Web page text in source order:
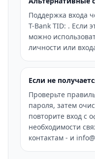
Поддержка входа
T-Bank TID: . Если
можно
личности или
Если не
Проверьте
пароля, затем
повторите вход с
необходимости
контактам - и